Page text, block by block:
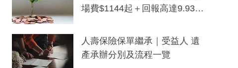
場費$1144起＋回報高達9.93
人壽保險保單繼承｜受益人 遺
產承辦分別及流程一覽